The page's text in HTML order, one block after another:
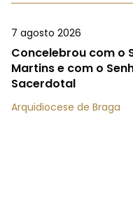
7 agosto 2026
Concelebrou com o
Martins e com o
Sacerdotal
Arquidiocese de Braga